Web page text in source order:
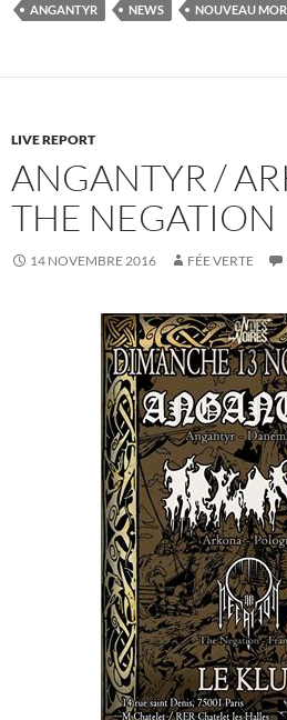
ANGANTYR NEWS NOUVEAU
LIVE REPORT
ANGANTYR /
THE NEGATION
14 NOVEMBRE 2016 FÉE VERTE